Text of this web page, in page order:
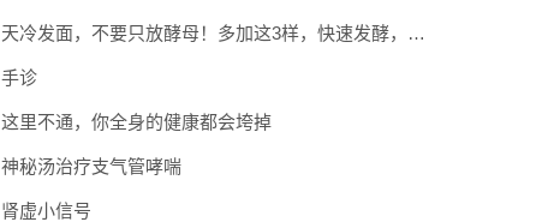
天冷发面，不要只放酵母！多加这3样，快速发酵，蓬松香软弹性十足
手诊
这里不通，你全身的健康都会垮掉
神秘汤治疗支气管哮喘
肾虚小信号